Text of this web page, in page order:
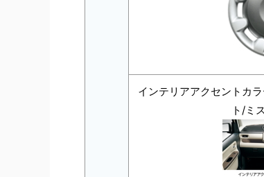
インテリアアクセントカ
ト/ミ